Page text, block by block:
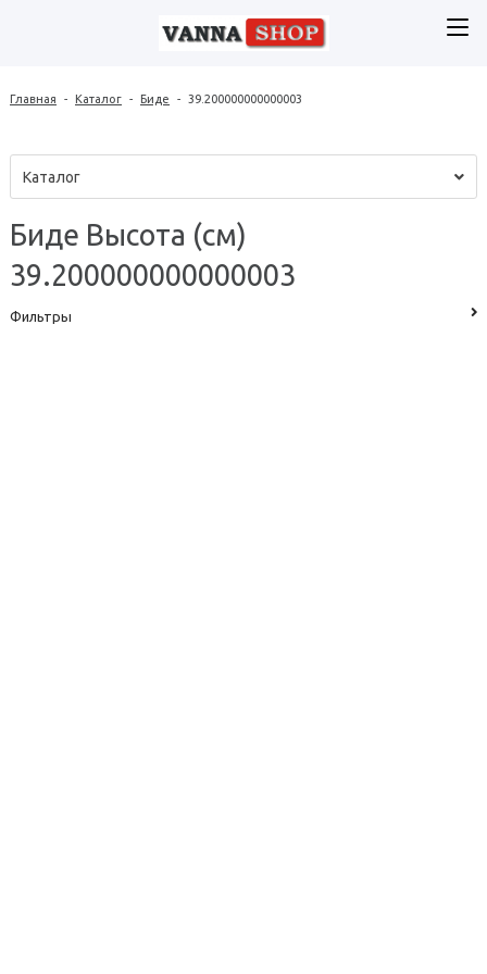
Главная - Каталог - Биде - 39.200000000000003
Каталог
Биде Высота (см)
39.200000000000003
Фильтры